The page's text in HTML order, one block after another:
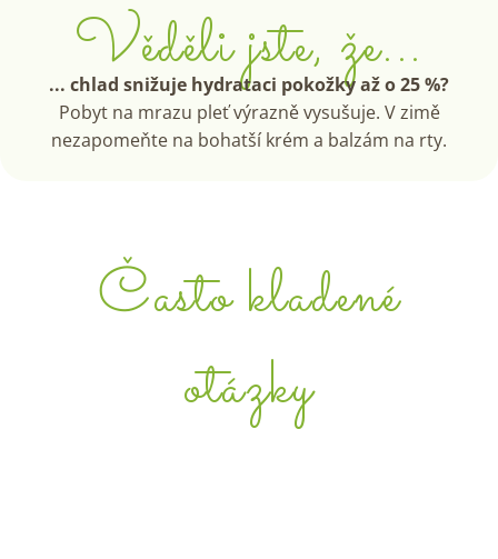
Věděli jste, že...
... chlad snižuje hydrataci pokožky až o 25 %?
Pobyt na mrazu pleť výrazně vysušuje. V zimě
nezapomeňte na bohatší krém a balzám na rty.
Často kladené
otázky